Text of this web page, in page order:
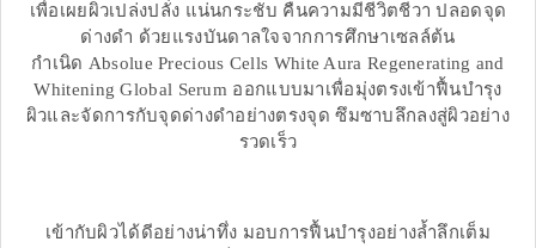
เพื่อเผยผิวเปล่งปลั่ง แน่นกระชับ คืนความมีชีวิตชีวา ปลอดจุด
ด่างดำ ด้วยแรงบันดาลใจจากการศึกษาเซลล์ต้น
กำเนิด Absolue Precious Cells White Aura Regenerating and
Whitening Global Serum ออกแบบมาเพื่อมุ่งตรงเข้าฟื้นบำรุง
ผิวและจัดการกับจุดด่างดำอย่างตรงจุด ซึมซาบลึกลงสู่ผิวอย่าง
รวดเร็ว
เข้ากับผิวได้ดีอย่างน่าทึ่ง มอบการฟื้นบำรุงอย่างล้ำลึกเต็ม